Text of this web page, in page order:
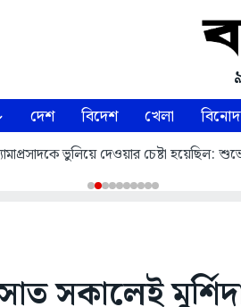
দেশ বিদেশ খেলা
ভুলিয়ে দেওয়ার চেষ্টা হয়েছিল:
সকালেই